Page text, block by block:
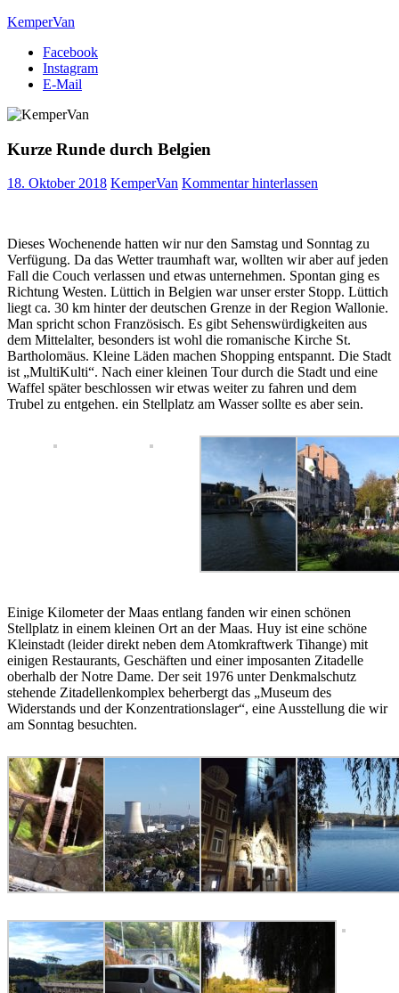
Skip
content
KemperVan
Die mobile Urlaubswelt
Facebook
Instagram
E-Mail
Kurze Runde durch Belgien
18. Oktober 2018 KemperVan Kommentar hinterlassen
Dieses Wochenende hatten wir nur den Samstag und Sonntag zu
Verfügung. Da das Wetter traumhaft war, wollten wir aber auf jeden
Fall die Couch verlassen und etwas unternehmen. Spontan ging es
Richtung Westen. Lüttich in Belgien war unser erster Stopp. Lüttich
liegt ca. 30 km hinter der deutschen Grenze in der Region Wallonie.
Man spricht schon Französisch. Es gibt Sehenswürdigkeiten aus
dem Mittelalter, besonders ist wohl die romanische Kirche St.
Bartholomäus. Kleine Läden machen Shopping entspannt. Die Stadt
ist „MultiKulti“. Nach einer kleinen Tour durch die Stadt und eine
Waffel später beschlossen wir etwas weiter zu fahren und dem
Trubel zu entgehen. ein Stellplatz am Wasser sollte es aber sein.
Einige Kilometer der Maas entlang fanden wir einen schönen
Stellplatz in einem kleinen Ort an der Maas. Huy ist eine schöne
Kleinstadt (leider direkt neben dem Atomkraftwerk Tihange) mit
einigen Restaurants, Geschäften und einer imposanten Zitadelle
oberhalb der Notre Dame. Der seit 1976 unter Denkmalschutz
stehende Zitadellenkomplex beherbergt das „Museum des
Widerstands und der Konzentrationslager“, eine Ausstellung die wir
am Sonntag besuchten.